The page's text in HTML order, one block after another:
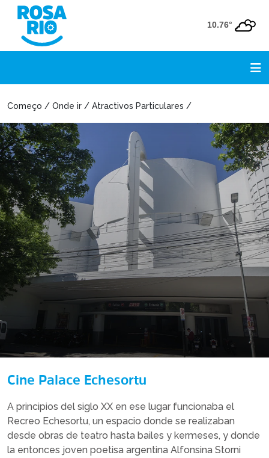
10.76°
Começo / Onde ir / Atractivos Particulares /
Cine Palace Echesortu
A principios del siglo XX en ese lugar funcionaba el
Recreo Echesortu, un espacio donde se realizaban
desde obras de teatro hasta bailes y kermeses, y donde
la entonces joven poetisa argentina Alfonsina Storni